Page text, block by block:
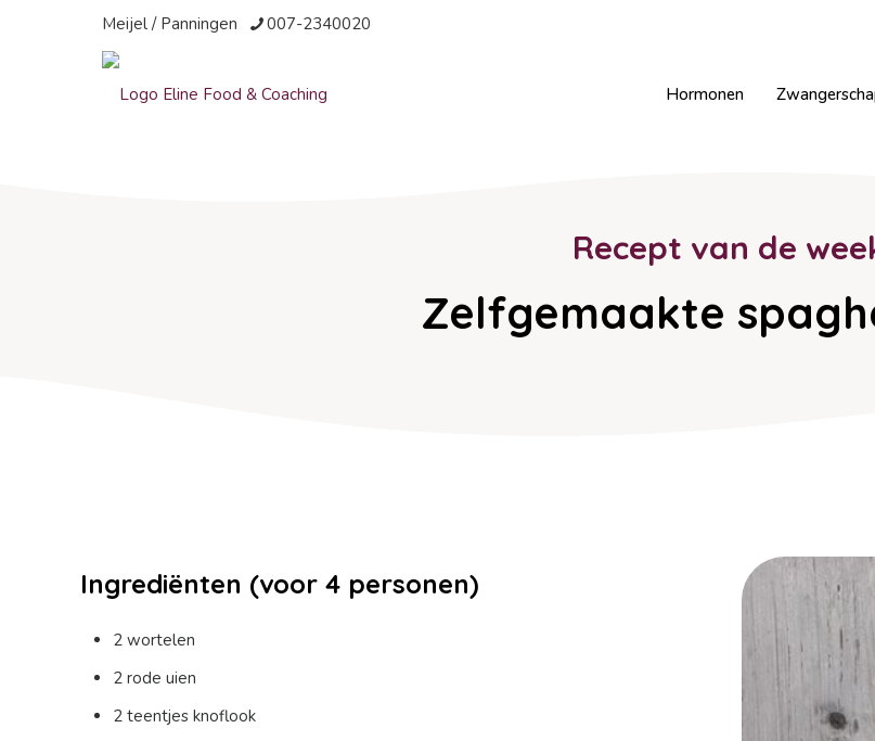
Meijel / Panningen 007-2340020
Hormonen
Recept van de
Zelfgemaakte
Ingrediënten (voor 4 personen)
2 wortelen
2 rode uien
2 teentjes knoflook